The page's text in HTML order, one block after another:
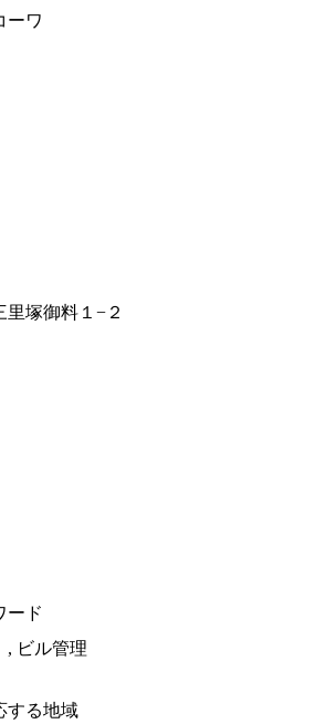
ーワ
里塚御料１−２
ード
, ビル管理
する地域